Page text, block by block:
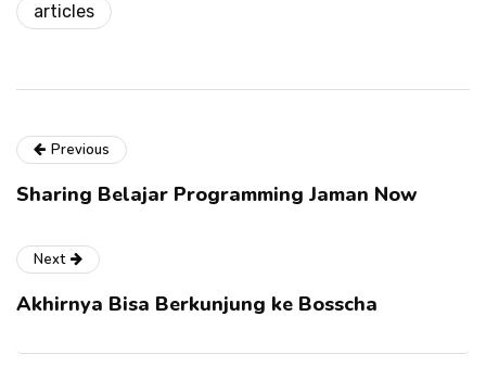
articles
Previous
Sharing Belajar Programming Jaman Now
Next
Akhirnya Bisa Berkunjung ke Bosscha